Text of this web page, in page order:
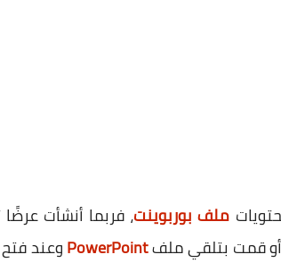
ملف بوربوينت، فربما أنشأت عرضًا
قمت بتلقي ملفPowerPointوعند